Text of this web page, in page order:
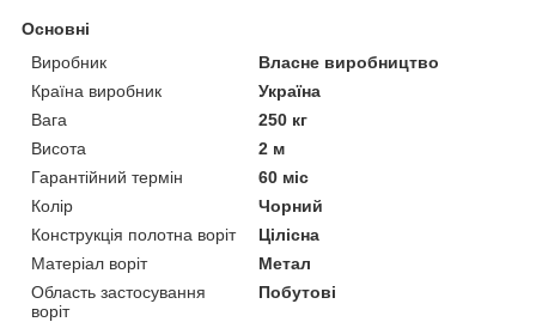
Основні
Виробник
Власне виробництво
Країна виробник
Україна
Вага
250 кг
Висота
2 м
Гарантійний термін
60 міс
Колір
Чорний
Конструкція полотна воріт
Цілісна
Матеріал воріт
Метал
Область застосування
воріт
Побутові